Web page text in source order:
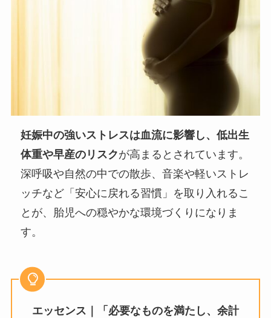
妊娠中の強いストレスは血流に影響し、低出生
体重や早産のリスクが高まるとされています。
深呼吸や自然の中での散歩、音楽や軽いストレ
ッチなど「安心に戻れる習慣」を取り入れるこ
とが、胎児への穏やかな環境づくりになりま
す。
エッセンス｜「必要なものを満たし、余計